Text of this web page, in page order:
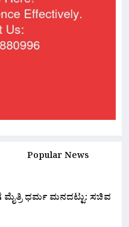
Popular News
ಧರ್ಮ ಮನದಟ್ಟು: ಸಚಿವ